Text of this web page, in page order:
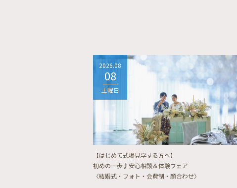
2026.08
08
土曜日
【はじめて式場見学する方へ】
初めの一歩♪安心相談＆体験フェア
〈結婚式・フォト・会費制・顔合わせ〉